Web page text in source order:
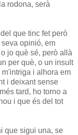
rodona, serà
que tinc fet però
opinió, em
jo què sé, però allà
per què, o un insult
i alhora em
i deixant sense
tard, ho torno a
i que és del tot
que sigui una, se